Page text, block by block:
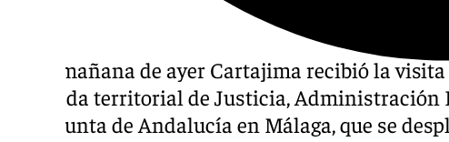
En la mañana de ayer Cartajima recibió la
delegada territorial de Justicia,
de la Junta de Andalucía en Málaga, que se